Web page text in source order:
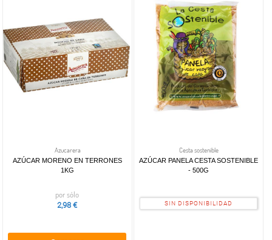
Azucarera
AZÚCAR MORENO EN TERRONES
1KG
por sólo
2,98 €
Cesta sostenible
AZÚCAR PANELA CESTA SOSTENIBLE
- 500G
SIN DISPONIBILIDAD